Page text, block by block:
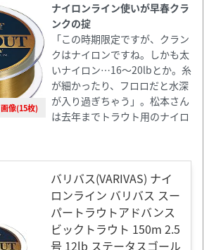
画像(15枚)
ナイロンライン使いが早春クラ
ンクの掟
「この時期限定ですが、クラン
クはナイロンですね。しかも太
いナイロン⋯16〜20lbとか。糸
が細かったり、フロロだと水深
が入り過ぎちゃう」。松本さん
は去年までトラウト用のナイロ
バリバス(VARIVAS) ナイ
ロンライン バリバス スー
パートラウトアドバンス
ビックトラウト 150m 2.5
号 12lb ステータスゴール